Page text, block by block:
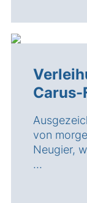
Carus-
von
Neugier,
...